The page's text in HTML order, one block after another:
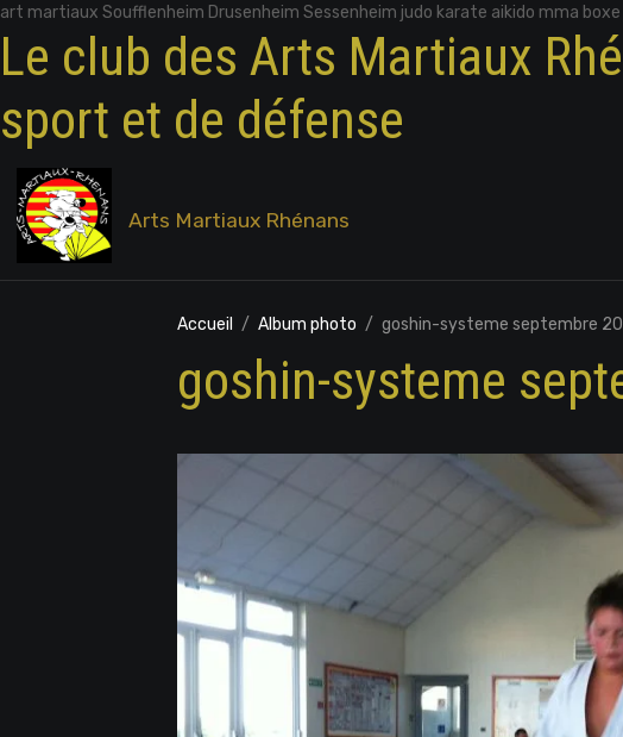
art martiaux Soufflenheim Drusenheim Sessenheim judo karate aikido mma
Le club des Arts Martiaux
sport et de défense
Arts Martiaux Rhénans
Accueil Album photo goshin-systeme septembre
goshin-systeme